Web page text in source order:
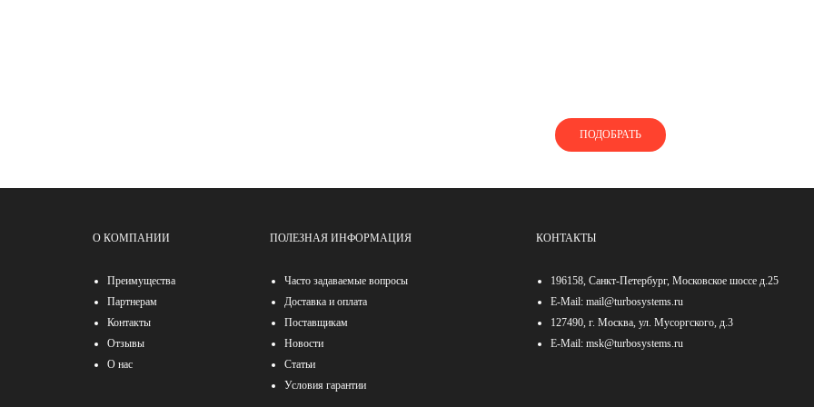
ПОДОБРАТЬ
О КОМПАНИИ
Преимущества
Партнерам
Контакты
Отзывы
О нас
ПОЛЕЗНАЯ ИНФОРМАЦИЯ
Часто задаваемые вопросы
Доставка и оплата
Поставщикам
Новости
Статьи
Условия гарантии
КОНТАКТЫ
196158, Санкт-Петербург, Московское шоссе д.25
E-Mail: mail@turbosystems.ru
127490, г. Москва, ул. Мусоргского, д.3
E-Mail: msk@turbosystems.ru